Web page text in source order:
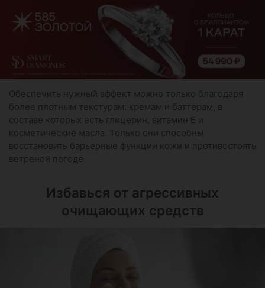
Обеспечить нужный эффект можно только благодаря
более плотным текстурам: кремам и баттерам, в
составе которых есть глицерин, витамин Е и
косметические масла. Только они способны
восстановить барьерные функции кожи и противостоять
ветреной погоде.
Избавься от агрессивных
очищающих средств